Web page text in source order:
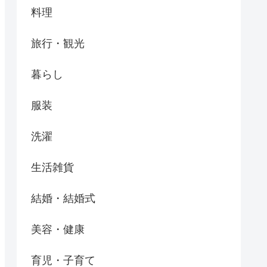
料理
旅行・観光
暮らし
服装
洗濯
生活雑貨
結婚・結婚式
美容・健康
育児・子育て